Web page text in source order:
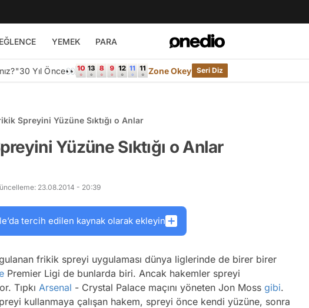
EĞLENCE YEMEK PARA
30 Yıl Önce👀 Zone Okey Seri Diz
Spreyini Yüzüne Sıktığı o Anlar
Yüzüne Sıktığı o Anlar
23.08.2014 - 20:39
tercih edilen kaynak olarak ekleyin
frikik spreyi uygulaması dünya liglerinde de birer birer
Premier Ligi de bunlarda biri. Ancak hakemler spreyi
Tıpkı Arsenal - Crystal Palace maçını yöneten Jon Moss gibi.
kullanmaya çalışan hakem, spreyi önce kendi yüzüne, sonra